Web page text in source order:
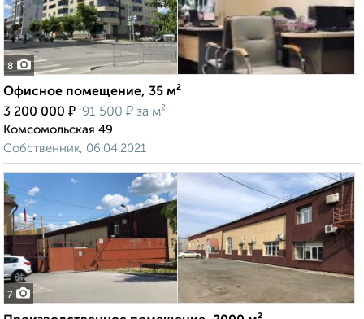
8
Офисное помещение, 35 м²
3 200 000 ₽ 91 500 ₽ за м²
Комсомольская 49
Собственник, 06.04.2021
7